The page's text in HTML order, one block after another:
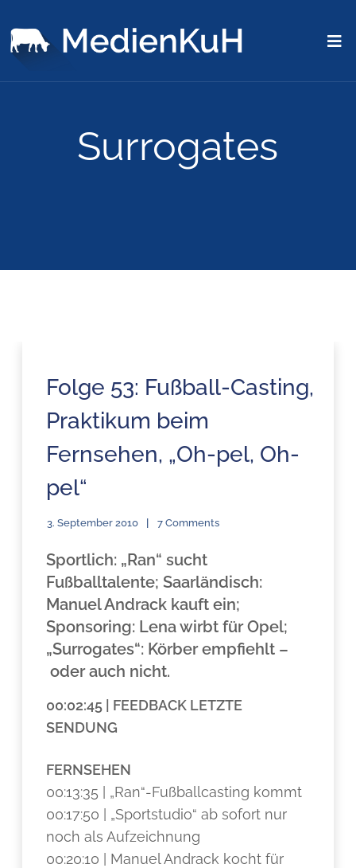
Surrogates
Folge 53: Fußball-Casting,
Praktikum beim
Fernsehen, „Oh-pel, Oh-
pel“
3. September 2010 7 Comments
Sportlich: „Ran“ sucht
Fußballtalente;Saarländisch:
Manuel Andrack kauft ein;
Sponsoring: Lena wirbt für Opel;
„Surrogates“: Körber empfiehlt –
oder auch nicht.
00:02:45 | FEEDBACK LETZTE
SENDUNG
FERNSEHEN
00:13:35 | „Ran“-Fußballcasting kommt
00:17:50 | „Sportstudio“ ab sofort nur
noch als Aufzeichnung
00:20:10 | Manuel Andrack kocht für